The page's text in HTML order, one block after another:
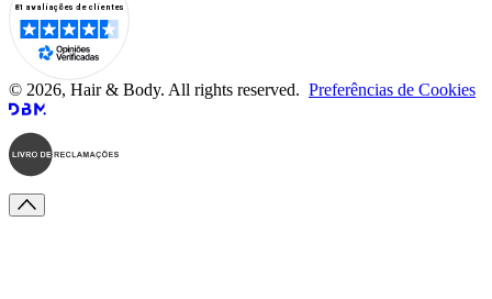
© 2026, Hair & Body. All rights reserved. Preferências de Cookies